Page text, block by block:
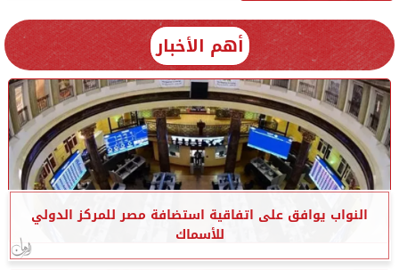
أهم الأخبار
النواب يوافق على اتفاقية استضافة مصر للمركز الدولي
للأسماك